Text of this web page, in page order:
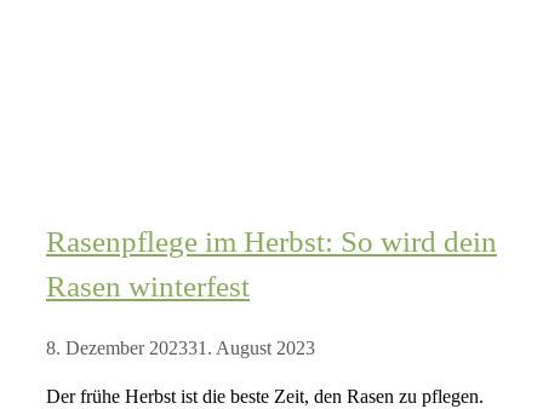
Rasenpflege im Herbst: So wird dein
Rasen winterfest
8. Dezember 202331. August 2023
Der frühe Herbst ist die beste Zeit, den Rasen zu pflegen.